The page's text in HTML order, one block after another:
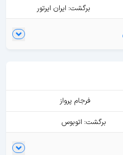
برگشت: ایران ایرتور
فرجام پرواز
برگشت: اتوبوس